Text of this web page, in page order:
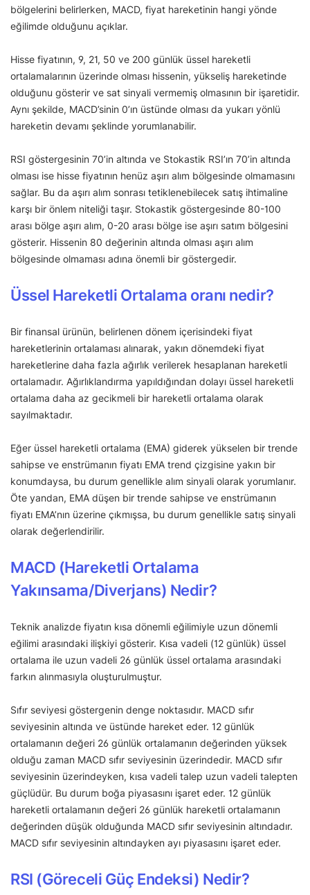
bölgelerini belirlerken, MACD, fiyat hareketinin hangi yönde
eğilimde olduğunu açıklar.
Hisse fiyatının, 9, 21, 50 ve 200 günlük üssel hareketli
ortalamalarının üzerinde olması hissenin, yükseliş hareketinde
olduğunu gösterir ve sat sinyali vermemiş olmasının bir işaretidir.
Aynı şekilde, MACD’sinin 0’ın üstünde olması da yukarı yönlü
hareketin devamı şeklinde yorumlanabilir.
RSI göstergesinin 70’in altında ve Stokastik RSI’ın 70’in altında
olması ise hisse fiyatının henüz aşırı alım bölgesinde olmamasını
sağlar. Bu da aşırı alım sonrası tetiklenebilecek satış ihtimaline
karşı bir önlem niteliği taşır. Stokastik göstergesinde 80-100
arası bölge aşırı alım, 0-20 arası bölge ise aşırı satım bölgesini
gösterir. Hissenin 80 değerinin altında olması aşırı alım
bölgesinde olmaması adına önemli bir göstergedir.
Üssel Hareketli Ortalama oranı nedir?
Bir finansal ürünün, belirlenen dönem içerisindeki fiyat
hareketlerinin ortalaması alınarak, yakın dönemdeki fiyat
hareketlerine daha fazla ağırlık verilerek hesaplanan hareketli
ortalamadır. Ağırlıklandırma yapıldığından dolayı üssel hareketli
ortalama daha az gecikmeli bir hareketli ortalama olarak
sayılmaktadır.
Eğer üssel hareketli ortalama (EMA) giderek yükselen bir trende
sahipse ve enstrümanın fiyatı EMA trend çizgisine yakın bir
konumdaysa, bu durum genellikle alım sinyali olarak yorumlanır.
Öte yandan, EMA düşen bir trende sahipse ve enstrümanın
fiyatı EMA’nın üzerine çıkmışsa, bu durum genellikle satış sinyali
olarak değerlendirilir.
MACD (Hareketli Ortalama
Yakınsama/Diverjans) Nedir?
Teknik analizde fiyatın kısa dönemli eğilimiyle uzun dönemli
eğilimi arasındaki ilişkiyi gösterir. Kısa vadeli (12 günlük) üssel
ortalama ile uzun vadeli 26 günlük üssel ortalama arasındaki
farkın alınmasıyla oluşturulmuştur.
Sıfır seviyesi göstergenin denge noktasıdır. MACD sıfır
seviyesinin altında ve üstünde hareket eder. 12 günlük
ortalamanın değeri 26 günlük ortalamanın değerinden yüksek
olduğu zaman MACD sıfır seviyesinin üzerindedir. MACD sıfır
seviyesinin üzerindeyken, kısa vadeli talep uzun vadeli talepten
güçlüdür. Bu durum boğa piyasasını işaret eder. 12 günlük
hareketli ortalamanın değeri 26 günlük hareketli ortalamanın
değerinden düşük olduğunda MACD sıfır seviyesinin altındadır.
MACD sıfır seviyesinin altındayken ayı piyasasını işaret eder.
RSI (Göreceli Güç Endeksi) Nedir?